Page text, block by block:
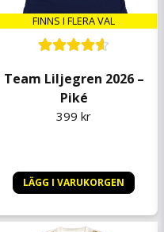
FINNS I FLERA VAL
Team Liljegren 2026 –
Piké
399 kr
LÄGG I VARUKORGEN